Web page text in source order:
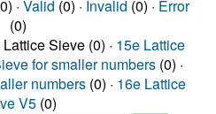
· Valid (0) · Invalid (0) · Error
(0)
Lattice Sieve (0) · 15e Lattice
for smaller numbers (0) ·
numbers (0) · 16e Lattice
V5 (0)